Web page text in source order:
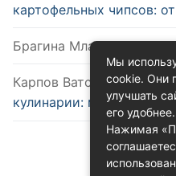
картофельных чипсов:
Брагина Младак записи
Карпов Ватславк записи
кулинарии:
Мы
cookie. Они
улучшать
его удобнее.
Нажимая